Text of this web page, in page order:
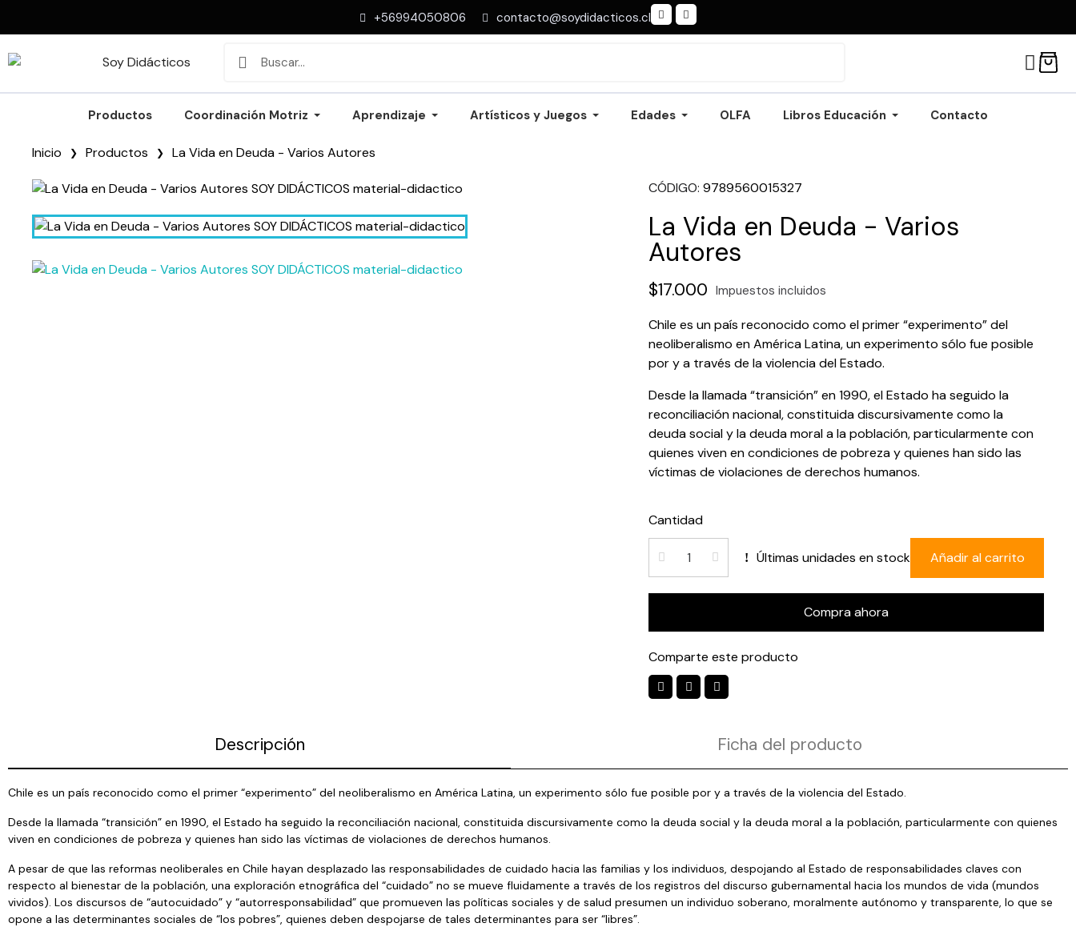
+56994050806 contacto@soydidacticos.cl
Productos Coordinación Motriz Aprendizaje Artísticos y Juegos Edades OLFA Libros Educación Contacto
Inicio Productos La Vida en Deuda - Varios Autores
CÓDIGO 9789560015327
La Vida en Deuda - Varios
Autores
$17.000 Impuestos incluidos
Chile es un país reconocido como el primer “experimento” del
neoliberalismo en América Latina, un experimento sólo fue posible
por y a través de la violencia del Estado.
Desde la llamada “transición” en 1990, el Estado ha seguido la
reconciliación nacional, constituida discursivamente como la
deuda social y la deuda moral a la población, particularmente con
quienes viven en condiciones de pobreza y quienes han sido las
víctimas de violaciones de derechos humanos.
Cantidad
Últimas unidades en stock Añadir al carrito
Compra ahora
Comparte este producto
Descripción Ficha del producto
Chile es un país reconocido como el primer “experimento” del neoliberalismo en América Latina, un experimento sólo fue posible por y a través de la violencia del Estado.
Desde la llamada “transición” en 1990, el Estado ha seguido la reconciliación nacional, constituida discursivamente como la deuda social y la deuda moral a la población, particularmente con quienes
viven en condiciones de pobreza y quienes han sido las víctimas de violaciones de derechos humanos.
A pesar de que las reformas neoliberales en Chile hayan desplazado las responsabilidades de cuidado hacia las familias y los individuos, despojando al Estado de responsabilidades claves con
respecto al bienestar de la población, una exploración etnográfica del “cuidado” no se mueve fluidamente a través de los registros del discurso gubernamental hacia los mundos de vida (mundos
vividos). Los discursos de “autocuidado” y “autorresponsabilidad” que promueven las políticas sociales y de salud presumen un individuo soberano, moralmente autónomo y transparente, lo que se
opone a las determinantes sociales de “los pobres”, quienes deben despojarse de tales determinantes para ser “libres”.